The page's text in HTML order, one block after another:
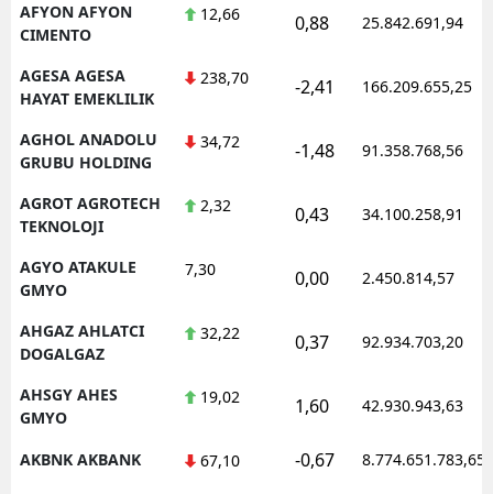
AFYON AFYON
CIMENTO
12,66 0,88 25.842.691,94
AGESA AGESA
HAYAT EMEKLILIK
238,70 -2,41 166.209.655,25
AGHOL ANADOLU
GRUBU HOLDING
34,72 -1,48 91.358.768,56
AGROT AGROTECH
TEKNOLOJI
2,32 0,43 34.100.258,91
AGYO ATAKULE
GMYO
7,30 0,00 2.450.814,57
AHGAZ AHLATCI
DOGALGAZ
32,22 0,37 92.934.703,20
AHSGY AHES
GMYO
19,02 1,60 42.930.943,63
AKBNK AKBANK 67,10 -0,67 8.774.651.783,65